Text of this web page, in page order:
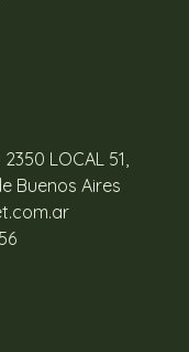
LOCAL 51,
Buenos Aires